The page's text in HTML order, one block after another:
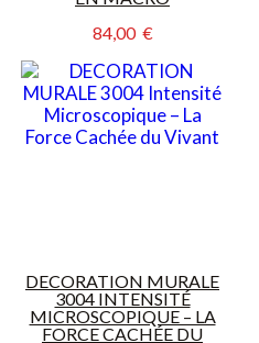
84,00  €
DECORATION MURALE
3004 INTENSITÉ
MICROSCOPIQUE – LA
FORCE CACHÉE DU